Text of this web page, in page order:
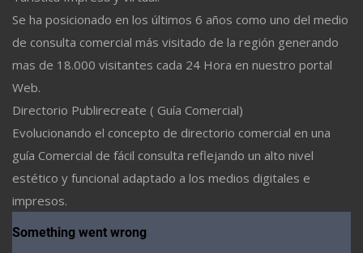
Se ha posicionado en los últimos 6 años como uno del medio
de consulta comercial más visitado de la región generando
mas de 18.000 visitantes cada 24 Hora en nuestro portal
Web.
Directorio Publirecreate ( Guía Comercial)
Evolucionando el concepto de directorio comercial en una
guía Comercial de fácil consulta reflejando un alto nivel
estético y funcional adaptado a los medios digitales e
impresos.